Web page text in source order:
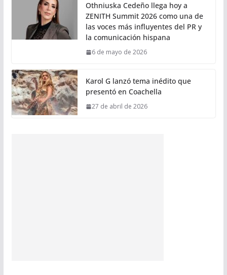
Othniuska Cedeño llega hoy a
ZENITH Summit 2026 como una de
las voces más influyentes del PR y
la comunicación hispana
6 de mayo de 2026
Karol G lanzó tema inédito que
presentó en Coachella
27 de abril de 2026